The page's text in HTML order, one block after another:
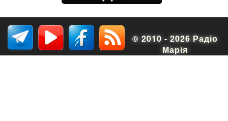
© 2010 - 2026 Радіо
Марія